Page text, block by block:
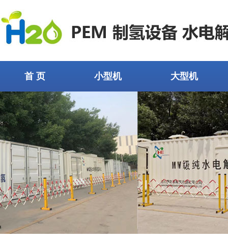
首 页 小型机 大型机